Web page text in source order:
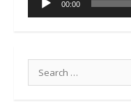
00:00
Search
for: